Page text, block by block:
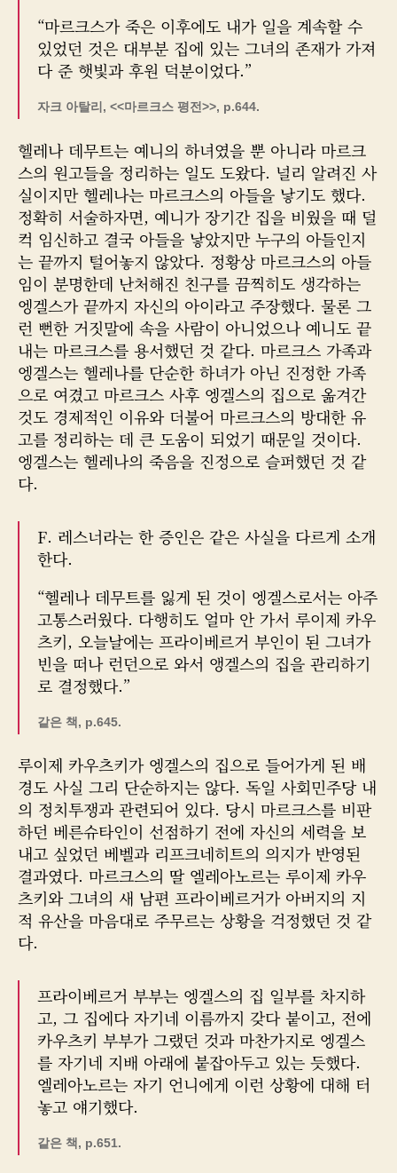
“마르크스가 죽은 이후에도 내가 일을 계속할 수
있었던 것은 대부분 집에 있는 그녀의 존재가 가져
다 준 햇빛과 후원 덕분이었다.”
자크 아탈리, <<마르크스 평전>>, p.644.
헬레나 데무트는 예니의 하녀였을 뿐 아니라 마르크
스의 원고들을 정리하는 일도 도왔다. 널리 알려진 사
실이지만 헬레나는 마르크스의 아들을 낳기도 했다.
정확히 서술하자면, 예니가 장기간 집을 비웠을 때 덜
컥 임신하고 결국 아들을 낳았지만 누구의 아들인지
는 끝까지 털어놓지 않았다. 정황상 마르크스의 아들
임이 분명한데 난처해진 친구를 끔찍히도 생각하는
엥겔스가 끝까지 자신의 아이라고 주장했다. 물론 그
런 뻔한 거짓말에 속을 사람이 아니었으나 예니도 끝
내는 마르크스를 용서했던 것 같다. 마르크스 가족과
엥겔스는 헬레나를 단순한 하녀가 아닌 진정한 가족
으로 여겼고 마르크스 사후 엥겔스의 집으로 옮겨간
것도 경제적인 이유와 더불어 마르크스의 방대한 유
고를 정리하는 데 큰 도움이 되었기 때문일 것이다.
엥겔스는 헬레나의 죽음을 진정으로 슬퍼했던 것 같
다.
F. 레스너라는 한 증인은 같은 사실을 다르게 소개
한다.
“헬레나 데무트를 잃게 된 것이 엥겔스로서는 아주
고통스러웠다. 다행히도 얼마 안 가서 루이제 카우
츠키, 오늘날에는 프라이베르거 부인이 된 그녀가
빈을 떠나 런던으로 와서 앵겔스의 집을 관리하기
로 결정했다.”
같은 책, p.645.
루이제 카우츠키가 엥겔스의 집으로 들어가게 된 배
경도 사실 그리 단순하지는 않다. 독일 사회민주당 내
의 정치투쟁과 관련되어 있다. 당시 마르크스를 비판
하던 베른슈타인이 선점하기 전에 자신의 세력을 보
내고 싶었던 베벨과 리프크네히트의 의지가 반영된
결과였다. 마르크스의 딸 엘레아노르는 루이제 카우
츠키와 그녀의 새 남편 프라이베르거가 아버지의 지
적 유산을 마음대로 주무르는 상황을 걱정했던 것 같
다.
프라이베르거 부부는 엥겔스의 집 일부를 차지하
고, 그 집에다 자기네 이름까지 갖다 붙이고, 전에
카우츠키 부부가 그랬던 것과 마찬가지로 엥겔스
를 자기네 지배 아래에 붙잡아두고 있는 듯했다.
엘레아노르는 자기 언니에게 이런 상황에 대해 터
놓고 얘기했다.
같은 책, p.651.